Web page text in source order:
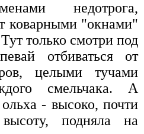
недотрога,
коварными "окнами"
только смотри под
отбиваться от
целыми тучами
смельчака. А
- высоко, почти
подняла на